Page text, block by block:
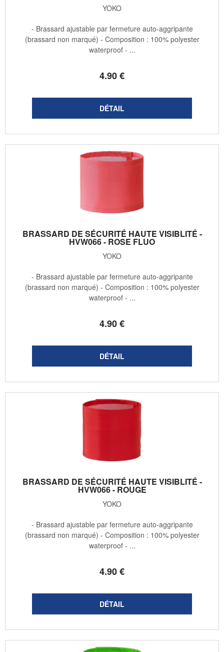
YOKO
4.90€
- Brassard ajustable par fermeture auto-aggripante
(brassard non marqué) - Composition : 100% polyester
waterproof - ...
BRASSARD DE SÉCURITÉ HAUTE VISIBLITÉ -
HVW066 - ROSE FLUO
YOKO
4.90€
- Brassard ajustable par fermeture auto-aggripante
(brassard non marqué) - Composition : 100% polyester
waterproof - ...
BRASSARD DE SÉCURITÉ HAUTE VISIBLITÉ -
HVW066 - ROUGE
YOKO
4.90€
- Brassard ajustable par fermeture auto-aggripante
(brassard non marqué) - Composition : 100% polyester
waterproof - ...